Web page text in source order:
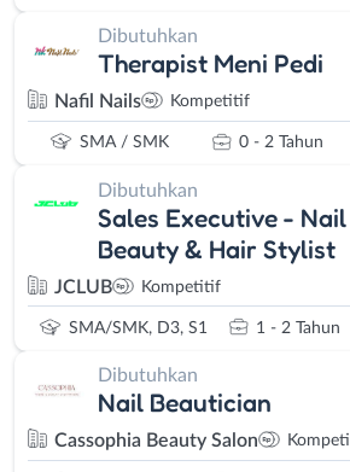
Dibutuhkan
Therapist Meni Pedi
Nafil Nails Kompetitif
SMA / SMK 0 - 2 Tahun
Dibutuhkan
Sales Executive -
Beauty & Hair Stylist
JCLUB Kompetitif
SMA/SMK, D3, S1 1 - 2 Tahun
Dibutuhkan
Nail Beautician
Cassophia Beauty Salon